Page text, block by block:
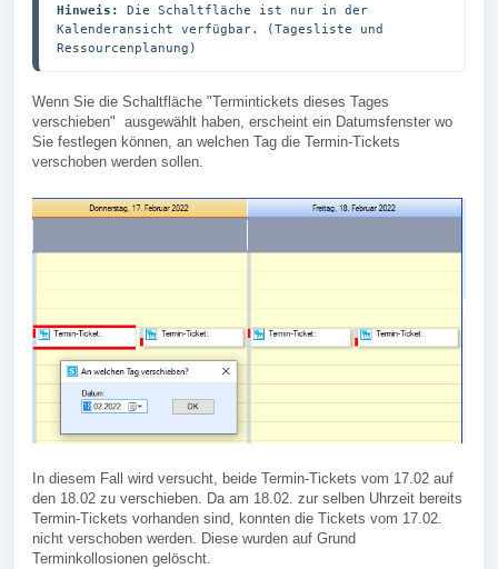
Hinweis:
Die Schaltfläche ist nur in der
Kalenderansicht verfügbar. (Tagesliste und
Ressourcenplanung)
Wenn Sie die Schaltfläche "Termintickets dieses Tages
verschieben" ausgewählt haben, erscheint ein Datumsfenster wo
Sie festlegen können, an welchen Tag die Termin-Tickets
verschoben werden sollen.
In diesem Fall wird versucht, beide Termin-Tickets vom 17.02 auf
den 18.02 zu verschieben. Da am 18.02. zur selben Uhrzeit bereits
Termin-Tickets vorhanden sind, konnten die Tickets vom 17.02.
nicht verschoben werden. Diese wurden auf Grund
Terminkollosionen gelöscht.